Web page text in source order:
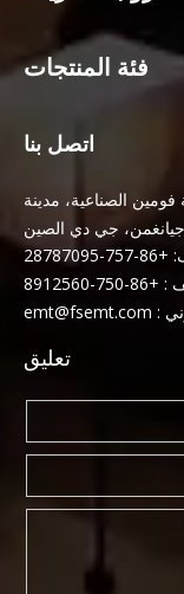
فئة المنتجات
اتصل بنا
الصناعية، مدينة
جيانغمن، جي دي الصين
:
+86-750-8912560
:
emt@fsemt.com
تعليق